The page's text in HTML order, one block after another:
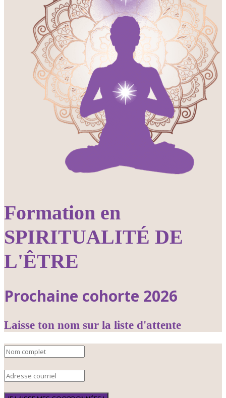
Formation en
SPIRITUALITÉ DE
L'ÊTRE
Prochaine cohorte 2026
Laisse ton nom sur la liste d'attente